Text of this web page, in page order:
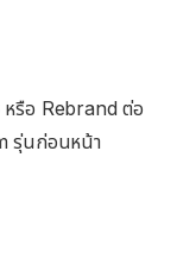
หรือ Rebrand ต่อ
รุ่นก่อนหน้า